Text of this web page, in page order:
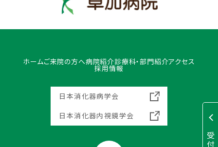
ホームご来院の方へ病院紹介診療科・部門紹介アクセス
採用情報
日本消化器病学会
日本消化器内視鏡学会
受
付